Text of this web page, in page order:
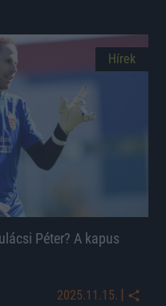
Hírek
Péter? A kapus
2025.11.15. |